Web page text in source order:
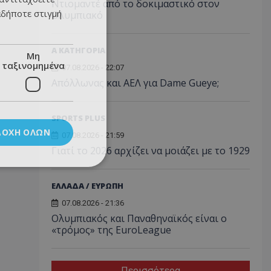
Ντιομαντέ από το δοκιμαστικό στον
Ολυμπιακό
07.08.2026 - 22:07
Απόλλωνας και ΑΕΛ για Dame Gueye;
SPORTS PLUS
07.08.2026 - 21:59
Γιατί το 2026 αρχίζει να μοιάζει με το 1929
ΕΛΛΑΔΑ / ΕΥΡΩΠΗ
07.08.2026 - 21:36
Ολυμπιακός και Παναθηναϊκός είναι ο
«τρόμος» της EuroLeague
στιγμή
Μη
ταξινομημένα
ΌΛΩΝ